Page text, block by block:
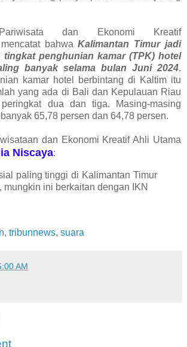
dan Ekonomi Kreatif
mencatat bahwaKalimantan Timur jadi
penghunian kamar (TPK) hotel
banyak selama bulan Juni 2024.
kamar hotel berbintang di Kaltim itu
yang ada di Bali dan Kepulauan Riau
dua dan tiga. Masing-masing
65,78 persen dan 64,78 persen.
dan Ekonomi Kreatif Ahli Utama
Niscaya:
paling tinggi di Kalimantan Timur
mungkin ini berkaitan dengan IKN
, tribunnews, suara
AM